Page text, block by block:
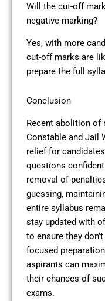
Will the cut-off
negative marking?
Yes, with more
cut-off marks are
prepare the full
Conclusion
Recent abolition of
Constable and Jail
relief for
questions
removal of
guessing,
entire syllabus
stay updated with
to ensure they
focused
aspirants can
their chances of
exams.